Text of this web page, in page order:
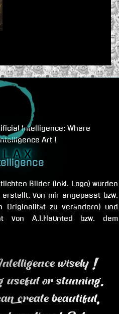
L A X
Intelligence: Where
Art !
Bilder (inkl. Logo) wurden
von mir angepasst bzw.
Originalität zu verändern) und
von A.I.Haunted bzw. dem
wisely !
useful or stunning.
create beautiful,